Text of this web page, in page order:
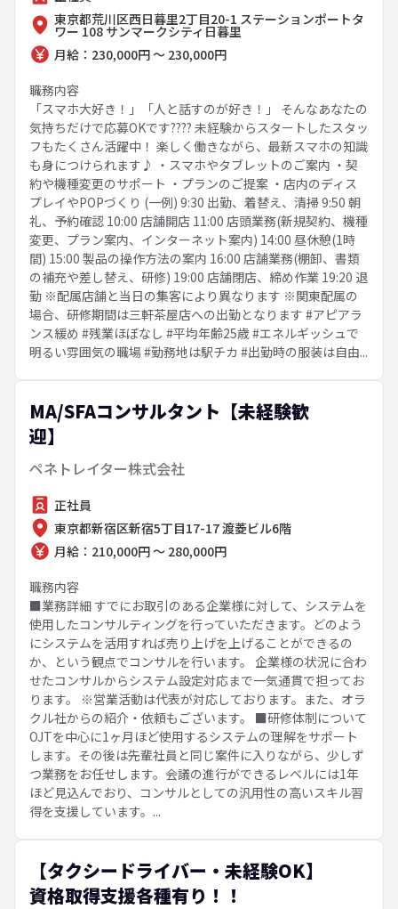
東京都荒川区西日暮里2丁目20-1 ステーションポートタ
ワー 108 サンマークシティ日暮里
月給：230,000円 ～ 230,000円
職務内容
「スマホ大好き！」「人と話すのが好き！」 そんなあなたの
気持ちだけで応募OKです???? 未経験からスタートしたスタッ
フもたくさん活躍中！ 楽しく働きながら、最新スマホの知識
も身につけられます♪ ・スマホやタブレットのご案内 ・契
約や機種変更のサポート ・プランのご提案 ・店内のディス
プレイやPOPづくり (一例) 9:30 出勤、着替え、清掃 9:50 朝
礼、予約確認 10:00 店舗開店 11:00 店頭業務(新規契約、機種
変更、プラン案内、インターネット案内) 14:00 昼休憩(1時
間) 15:00 製品の操作方法の案内 16:00 店舗業務(棚卸、書類
の補充や差し替え、研修) 19:00 店舗閉店、締め作業 19:20 退
勤 ※配属店舗と当日の集客により異なります ※関東配属の
場合、研修期間は三軒茶屋店への出勤となります #アピアラ
ンス緩め #残業ほぼなし #平均年齢25歳 #エネルギッシュで
明るい雰囲気の職場 #勤務地は駅チカ #出勤時の服装は自由...
MA/SFAコンサルタント【未経験歓
迎】
ペネトレイター株式会社
正社員
東京都新宿区新宿5丁目17-17 渡菱ビル6階
月給：210,000円 ～ 280,000円
職務内容
■業務詳細 すでにお取引のある企業様に対して、システムを
使用したコンサルティングを行っていただきます。どのよう
にシステムを活用すれば売り上げを上げることができるの
か、という観点でコンサルを行います。 企業様の状況に合わ
せたコンサルからシステム設定対応まで一気通貫で担ってお
ります。 ※営業活動は代表が対応しております。また、オラ
クル社からの紹介・依頼もございます。 ■研修体制について
OJTを中心に1ヶ月ほど使用するシステムの理解をサポート
します。その後は先輩社員と同じ案件に入りながら、少しず
つ業務をお任せします。会議の進行ができるレベルには1年
ほど見込んでおり、コンサルとしての汎用性の高いスキル習
得を支援しています。...
【タクシードライバー・未経験OK】
資格取得支援各種有り！！